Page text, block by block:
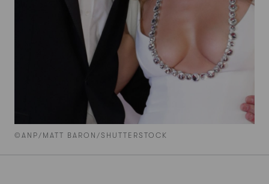
©ANP/MATT BARON/SHUTTERSTOCK